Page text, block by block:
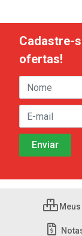
Cadastre-
ofertas!
Meus